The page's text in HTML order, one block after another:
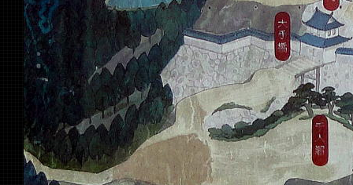
本丸跡に建つ薬医門
～本丸の表門（橋詰御門）と考えられ、永らく城外に移